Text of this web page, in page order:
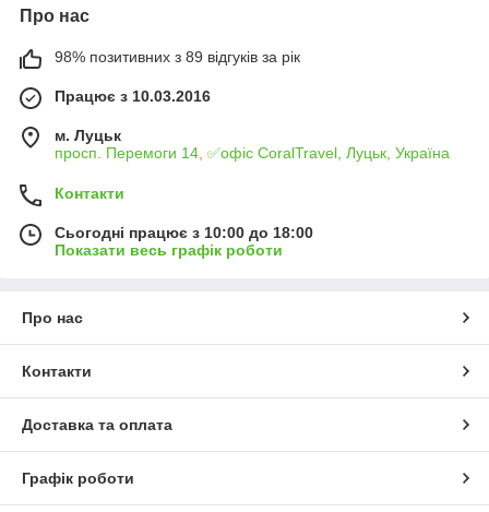
Про нас
98% позитивних з 89 відгуків за рік
Працює з 10.03.2016
м. Луцьк
просп. Перемоги 14, ✅офіс CoralTravel, Луцьк, Україна
Контакти
Сьогодні працює з 10:00 до 18:00
Показати весь графік роботи
Про нас
Контакти
Доставка та оплата
Графік роботи